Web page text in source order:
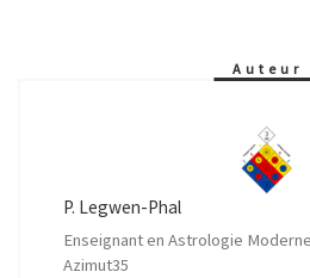
Auteur
P. Legwen-Phal
Enseignant en Astrologie
Azimut35